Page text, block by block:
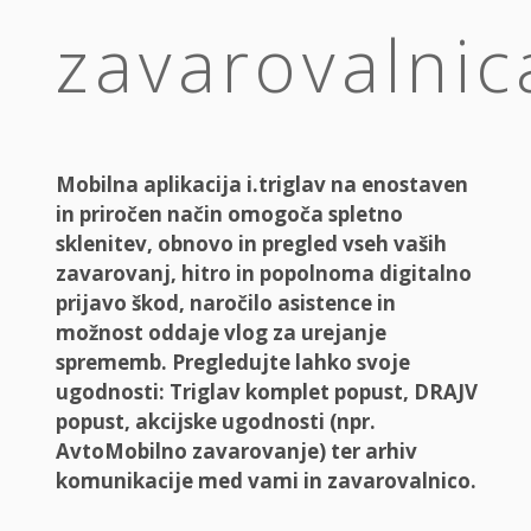
Mobilna aplikacija i.triglav na enostaven
in priročen način omogoča spletno
sklenitev, obnovo in pregled vseh vaših
zavarovanj, hitro in popolnoma digitalno
prijavo škod, naročilo asistence in
možnost oddaje vlog za urejanje
sprememb. Pregledujte lahko svoje
ugodnosti: Triglav komplet popust, DRAJV
popust, akcijske ugodnosti (npr.
AvtoMobilno zavarovanje) ter arhiv
komunikacije med vami in zavarovalnico.